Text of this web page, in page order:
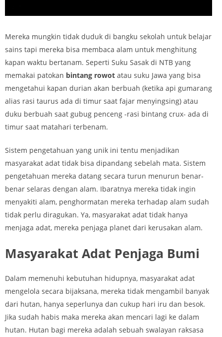
Mereka mungkin tidak duduk di bangku sekolah untuk belajar
sains tapi mereka bisa membaca alam untuk menghitung
kapan waktu bertanam. Seperti Suku Sasak di NTB yang
memakai patokan bintang rowot atau suku Jawa yang bisa
mengetahui kapan durian akan berbuah (ketika api gumarang
alias rasi taurus ada di timur saat fajar menyingsing) atau
duku berbuah saat gubug penceng -rasi bintang crux- ada di
timur saat matahari terbenam.
Sistem pengetahuan yang unik ini tentu menjadikan
masyarakat adat tidak bisa dipandang sebelah mata. Sistem
pengetahuan mereka datang secara turun menurun benar-
benar selaras dengan alam. Ibaratnya mereka tidak ingin
menyakiti alam, penghormatan mereka terhadap alam sudah
tidak perlu diragukan. Ya, masyarakat adat tidak hanya
menjaga adat, mereka penjaga planet dari kerusakan alam.
Masyarakat Adat Penjaga Bumi
Dalam memenuhi kebutuhan hidupnya, masyarakat adat
mengelola secara bijaksana, mereka tidak mengambil banyak
dari hutan, hanya seperlunya dan cukup hari iru dan besok.
Jika sudah habis maka mereka akan mencari lagi ke dalam
hutan. Hutan bagi mereka adalah sebuah swalayan raksasa